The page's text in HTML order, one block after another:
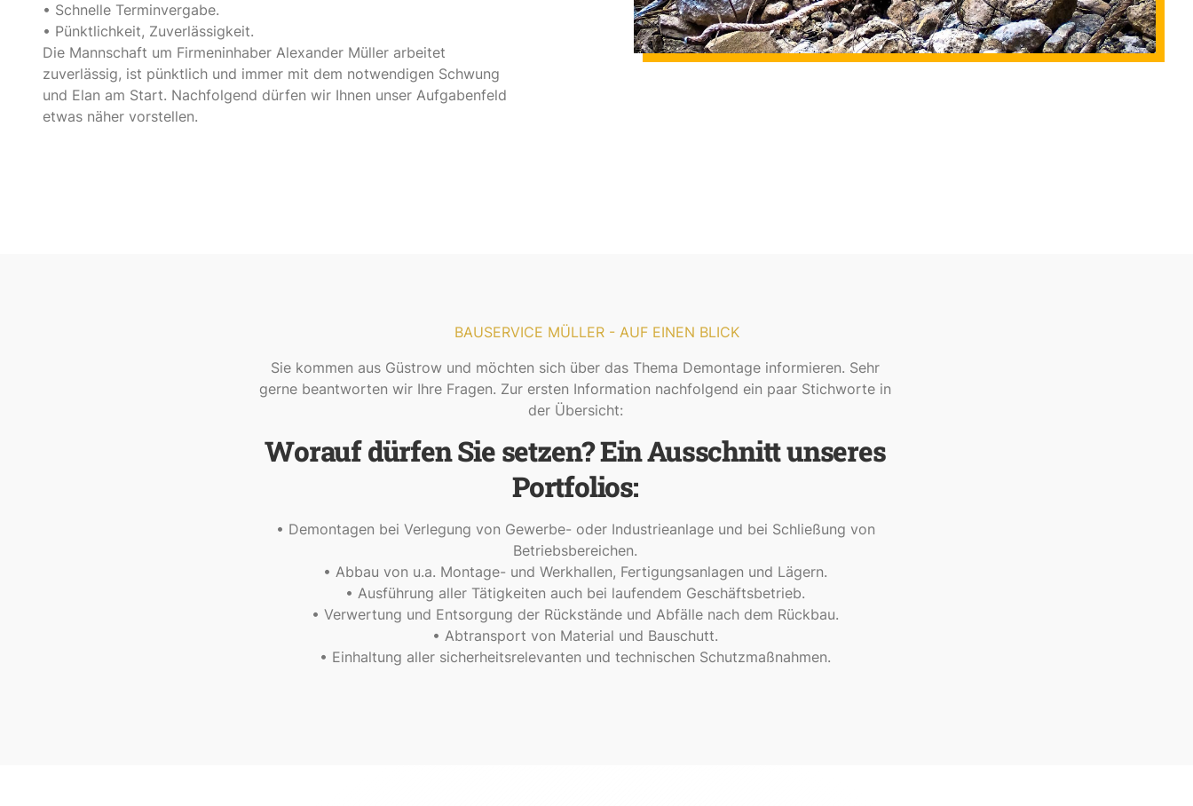
• Schnelle Terminvergabe.
• Pünktlichkeit, Zuverlässigkeit.
Die Mannschaft um Firmeninhaber Alexander Müller arbeitet
zuverlässig, ist pünktlich und immer mit dem notwendigen Schwung
und Elan am Start. Nachfolgend dürfen wir Ihnen unser Aufgabenfeld
etwas näher vorstellen.
BAUSERVICE MÜLLER - AUF EINEN BLICK
Sie kommen aus Güstrow und möchten sich über das Thema Demontage informieren. Sehr
gerne beantworten wir Ihre Fragen. Zur ersten Information nachfolgend ein paar Stichworte in
der Übersicht:
Worauf dürfen Sie setzen? Ein Ausschnitt unseres
Portfolios:
• Demontagen bei Verlegung von Gewerbe- oder Industrieanlage und bei Schließung von
Betriebsbereichen.
• Abbau von u.a. Montage- und Werkhallen, Fertigungsanlagen und Lägern.
• Ausführung aller Tätigkeiten auch bei laufendem Geschäftsbetrieb.
• Verwertung und Entsorgung der Rückstände und Abfälle nach dem Rückbau.
• Abtransport von Material und Bauschutt.
• Einhaltung aller sicherheitsrelevanten und technischen Schutzmaßnahmen.